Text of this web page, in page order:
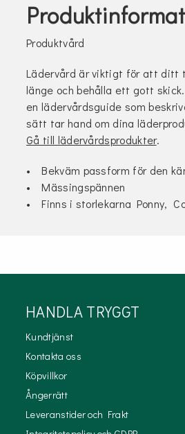
Produktvård
Lädervård är viktigt för att ditt
länge och behålla ett gott
en lädervårdsguide som
sätt tar hand om dina
Gå till lädervårdsprodukter.
• Bekväm passform för den
• Mässingspännen
• Finns i storlekarna Ponny,
HANDLA TRYGGT
Kundtjänst
Kontakta oss
Köpvillkor
Ångerrätt
Leveranstider och Frakt